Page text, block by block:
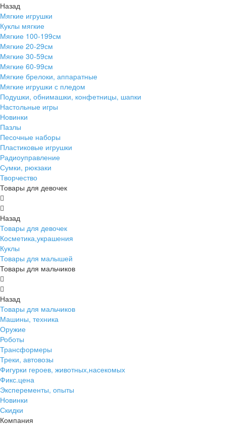
Назад
Мягкие игрушки
Куклы мягкие
Мягкие 100-199см
Мягкие 20-29см
Мягкие 30-59см
Мягкие 60-99см
Мягкие брелоки, аппаратные
Мягкие игрушки с пледом
Подушки, обнимашки, конфетницы, шапки
Настольные игры
Новинки
Пазлы
Песочные наборы
Пластиковые игрушки
Радиоуправление
Сумки, рюкзаки
Творчество
Товары для девочек
Назад
Товары для девочек
Косметика,украшения
Куклы
Товары для малышей
Товары для мальчиков
Назад
Товары для мальчиков
Машины, техника
Оружие
Роботы
Трансформеры
Треки, автовозы
Фигурки героев, животных,насекомых
Фикс.цена
Эксперементы, опыты
Новинки
Скидки
Компания